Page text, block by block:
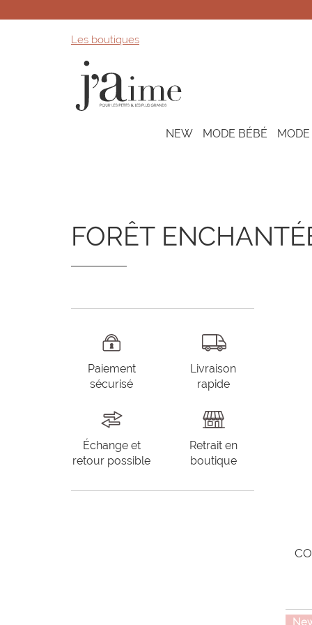
Les boutiques
NEW MODE BÉBÉ
FORÊT
Paiement
sécurisé
Livraison
rapide
Échange et
retour possible
Retrait en
boutique